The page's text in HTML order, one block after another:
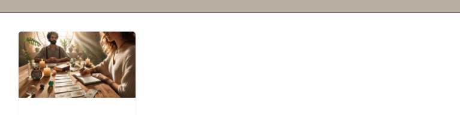
Voyance et Coaching :
Une Alliance
Puissante pour
Transformer Votre
Vie